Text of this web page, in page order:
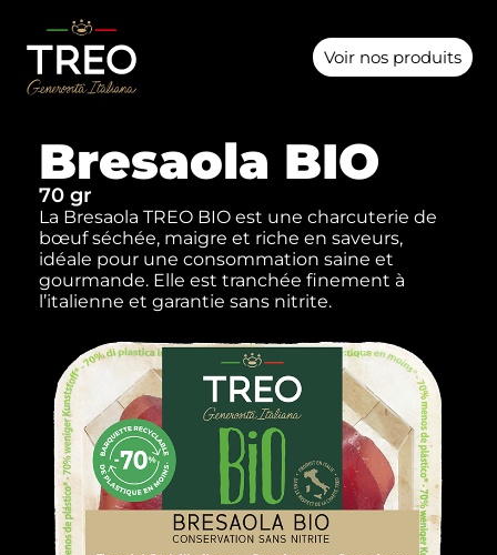
Voir nos produits
Bresaola BIO
70 gr
La Bresaola TREO BIO est une charcuterie de
bœuf séchée, maigre et riche en saveurs,
idéale pour une consommation saine et
gourmande. Elle est tranchée finement à
l’italienne et garantie sans nitrite.